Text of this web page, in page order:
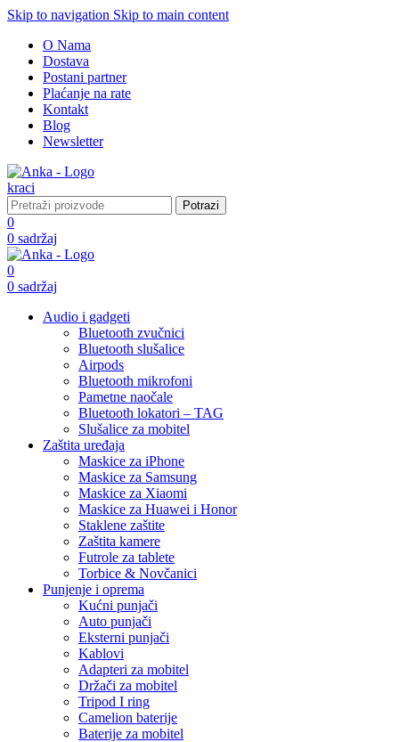
Skip to navigation Skip to main content
O Nama
Dostava
Postani partner
Plaćanje na rate
Kontakt
Blog
Newsletter
Potrazi
0
0 sadržaj
0
0 sadržaj
Audio i gadgeti
Bluetooth zvučnici
Bluetooth slušalice
Airpods
Bluetooth mikrofoni
Pametne naočale
Bluetooth lokatori – TAG
Slušalice za mobitel
Zaštita uređaja
Maskice za iPhone
Maskice za Samsung
Maskice za Xiaomi
Maskice za Huawei i Honor
Staklene zaštite
Zaštita kamere
Futrole za tablete
Torbice & Novčanici
Punjenje i oprema
Kućni punjači
Auto punjači
Eksterni punjači
Kablovi
Adapteri za mobitel
Držači za mobitel
Tripod I ring
Camelion baterije
Baterije za mobitel